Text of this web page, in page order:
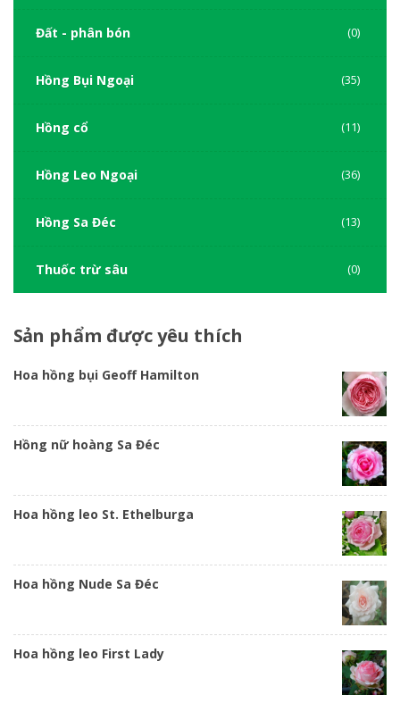
Đất - phân bón (0)
Hồng Bụi Ngoại (35)
Hồng cổ (11)
Hồng Leo Ngoại (36)
Hồng Sa Đéc (13)
Thuốc trừ sâu (0)
Sản phẩm được yêu thích
Hoa hồng bụi Geoff Hamilton
Hồng nữ hoàng Sa Đéc
Hoa hồng leo St. Ethelburga
Hoa hồng Nude Sa Đéc
Hoa hồng leo First Lady